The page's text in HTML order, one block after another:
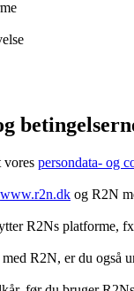
vores persondata- og
www.r2n.dk og R2N
R2Ns platforme,
R2N, er du